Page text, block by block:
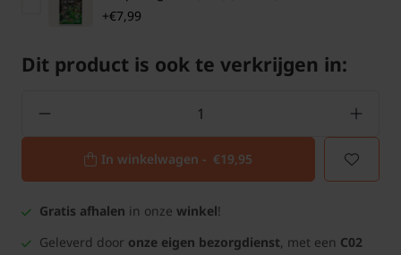
+€7,99
Dit product is ook te verkrijgen in:
In winkelwagen - €19,95
Gratis afhalen in onze winkel!
Geleverd door onze eigen bezorgdienst, met een C02